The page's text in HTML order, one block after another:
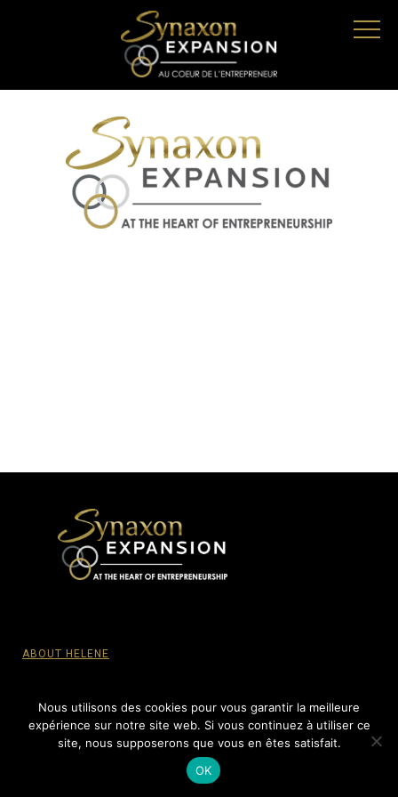
ABOUT HELENE
© SYNAXON EXPANSION, 2015-2022 - All Rights reserved.
Nous utilisons des cookies pour vous garantir la meilleure
expérience sur notre site web. Si vous continuez à utiliser ce
site, nous supposerons que vous en êtes satisfait.
OK